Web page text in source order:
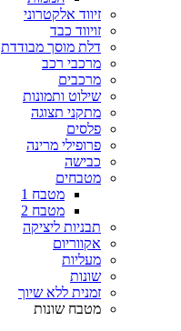
זיווד אלקטרוני
זויווד כבד
דלת מוסך מבודדת
מרכבי רכב
מרכבים
שילוט ותמונות
מתקני תצוגה
פלסים
פרופילי מרינה
כבישה
מטבחים
מטבח 1
מטבח 2
תבניות ליציקה
אקווריום
מעליות
שונות
זמנית ללא שיוך
מטבח שונות